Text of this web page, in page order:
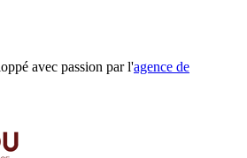
avec passion par l'agence de